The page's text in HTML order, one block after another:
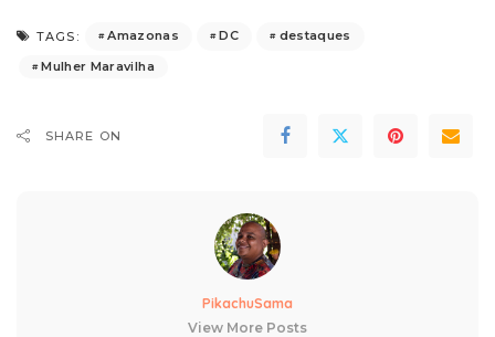
TAGS: Amazonas DC
destaques
Mulher Maravilha
SHARE ON
PikachuSama
View More Posts